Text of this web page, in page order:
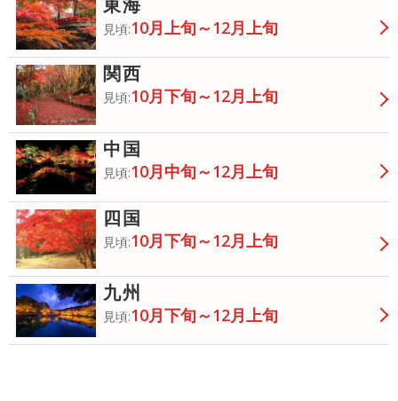
東海
見頃:10月上旬～12月上旬
関西
見頃:10月下旬～12月上旬
中国
見頃:10月中旬～12月上旬
四国
見頃:10月下旬～12月上旬
九州
見頃:10月下旬～12月上旬